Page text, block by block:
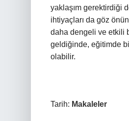
yaklaşım gerektirdiği
ihtiyaçları da göz
daha dengeli ve etkili
geldiğinde, eğitimde
olabilir.
Tarih: Makaleler